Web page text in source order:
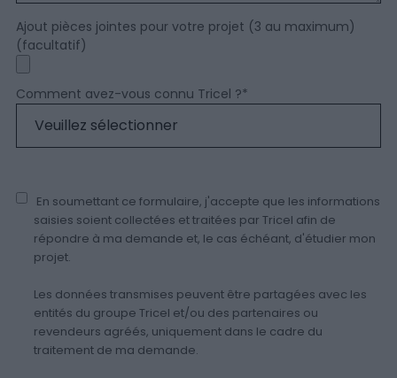
Ajout pièces jointes pour votre projet (3 au maximum)
(facultatif)
Comment avez-vous connu Tricel ?*
En soumettant ce formulaire, j'accepte que les informations
saisies soient collectées et traitées par Tricel afin de
répondre à ma demande et, le cas échéant, d'étudier mon
projet.
Les données transmises peuvent être partagées avec les
entités du groupe Tricel et/ou des partenaires ou
revendeurs agréés, uniquement dans le cadre du
traitement de ma demande.